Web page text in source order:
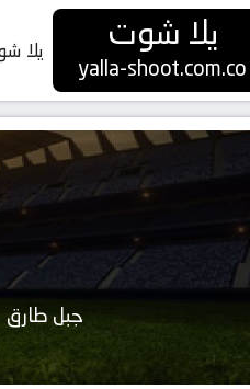
يلا شوت
yalla-shoot.com.co
يلا
جبل طارق